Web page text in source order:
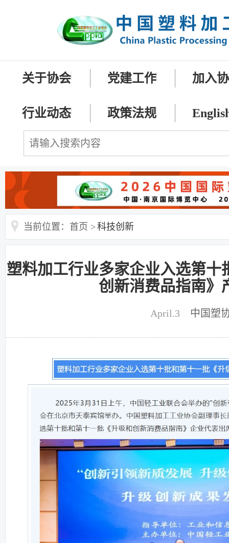
关于协会 党建工作 加入
行业动态 政策法规
当前位置：首页 >科技创新
塑料加工行业多家企业入选第十
创新消费品指南》
April.3 中国塑